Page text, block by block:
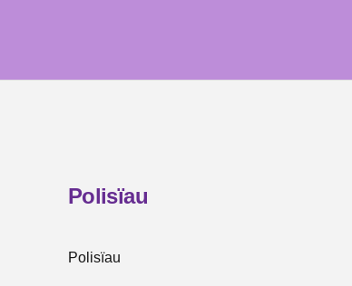
Polisïau
Polisïau